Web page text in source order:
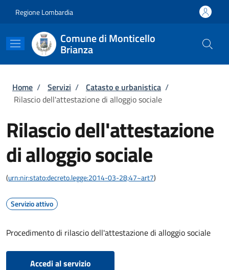
Regione Lombardia
Comune di Monticello
Brianza
Briciole di pane
Home / Servizi / Catasto e urbanistica /
Rilascio dell'attestazione di alloggio sociale
Rilascio dell'attestazione
di alloggio sociale
(urn:nir:stato:decreto.legge:2014-03-28;47~art7)
Servizio attivo
Procedimento di rilascio dell'attestazione di alloggio sociale
Accedi al servizio